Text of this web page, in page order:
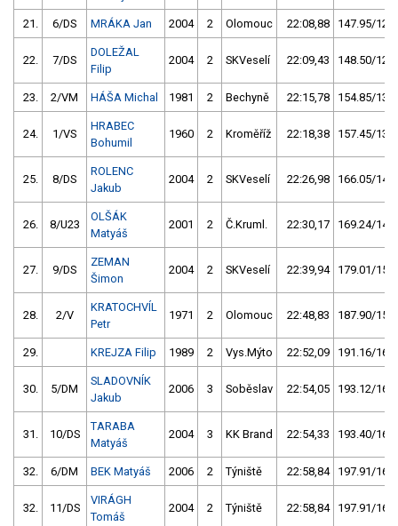
21. 6/DS MRÁKA Jan 2004 2 Olomouc 22:08,88 147.95/12,5
22. 7/DS
DOLEŽAL
Filip
2004 2 SKVeselí 22:09,43 148.50/12,6
23. 2/VM HÁŠA Michal 1981 2 Bechyně 22:15,78 154.85/13,1
24. 1/VS
HRABEC
Bohumil
1960 2 Kroměříž 22:18,38 157.45/13,3
25. 8/DS
ROLENC
Jakub
2004 2 SKVeselí 22:26,98 166.05/14,1
26. 8/U23
OLŠÁK
Matyáš
2001 2 Č.Kruml. 22:30,17 169.24/14,3
27. 9/DS
ZEMAN
Šimon
2004 2 SKVeselí 22:39,94 179.01/15,2
28. 2/V
KRATOCHVÍL
Petr
1971 2 Olomouc 22:48,83 187.90/15,9
29. KREJZA Filip 1989 2 Vys.Mýto 22:52,09 191.16/16,2
30. 5/DM
SLADOVNÍK
Jakub
2006 3 Soběslav 22:54,05 193.12/16,4
31. 10/DS
TARABA
Matyáš
2004 3 KK Brand 22:54,33 193.40/16,4
32. 6/DM BEK Matyáš 2006 2 Týniště 22:58,84 197.91/16,8
32. 11/DS
VIRÁGH
Tomáš
2004 2 Týniště 22:58,84 197.91/16,8